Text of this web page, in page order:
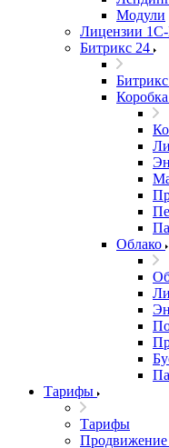
Модули
Лицензии
Битрикс 24
Коробка
Облако
Тарифы
Тарифы
Продвижение